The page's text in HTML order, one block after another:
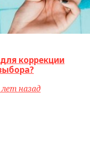
коррекции
лет назад